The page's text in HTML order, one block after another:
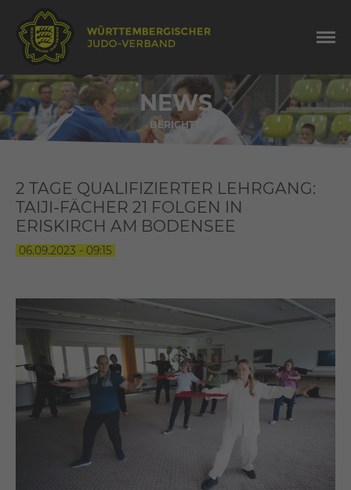
NEWS
BERICHTE
2 TAGE QUALIFIZIERTER LEHRGANG:
TAIJI-FÄCHER 21 FOLGEN IN
ERISKIRCH AM BODENSEE
06.09.2023 - 09:15